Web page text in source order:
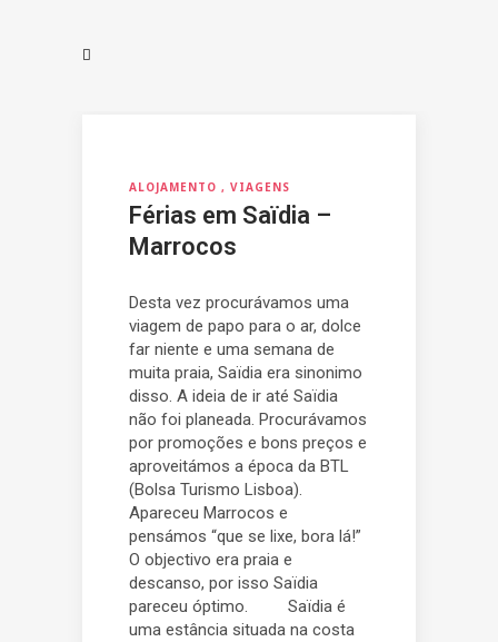
ALOJAMENTO VIAGENS
Férias em Saïdia –
Marrocos
Desta vez procurávamos uma
viagem de papo para o ar, dolce
far niente e uma semana de
muita praia, Saïdia era sinonimo
disso. A ideia de ir até Saïdia
não foi planeada. Procurávamos
por promoções e bons preços e
aproveitámos a época da BTL
(Bolsa Turismo Lisboa).
Apareceu Marrocos e
pensámos “que se lixe, bora lá!”
O objectivo era praia e
descanso, por isso Saïdia
pareceu óptimo. Saïdia é
uma estância situada na costa